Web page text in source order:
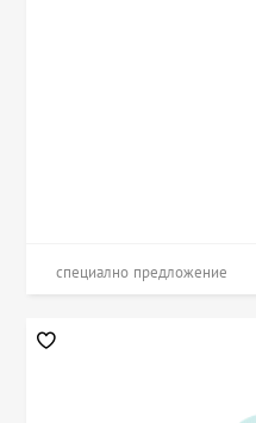
специално предложение